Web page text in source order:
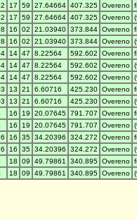
17 59 27.64664 407.325 Overeno
17 59 27.64664 407.325 Overeno
16 02 21.03940 373.844 Overeno
16 02 21.03940 373.844 Overeno
14 47 8.22564 592.602 Overeno
14 47 8.22564 592.602 Overeno
14 47 8.22564 592.602 Overeno
13 21 6.60716 425.230 Overeno
13 21 6.60716 425.230 Overeno
16 19 20.07645 791.707 Overeno
16 19 20.07645 791.707 Overeno
16 35 34.20396 324.272 Overeno
16 35 34.20396 324.272 Overeno
18 09 49.79861 340.895 Overeno
18 09 49.79861 340.895 Overeno